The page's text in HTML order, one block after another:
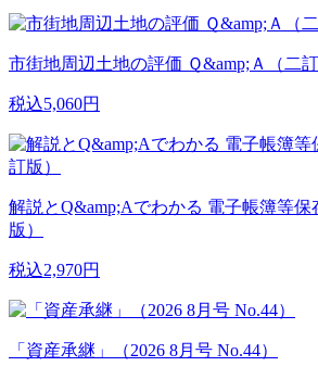
市街地周辺土地の評価 Ｑ&amp;Ａ（二訂
税込5,060円
解説とQ&amp;Aでわかる 電子帳簿等
版）
税込2,970円
「資産承継」（2026 8月号 No.44）